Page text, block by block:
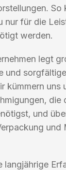
So
nur für die
werden.
legt
und
kümmern uns
die
und
und
langjährige